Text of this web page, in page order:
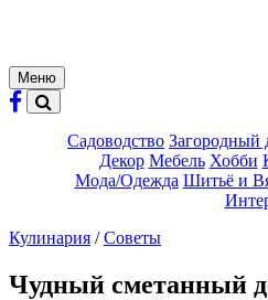
Меню
Садоводство Загородный
Декор Мебель Хобби
Мода/Одежда Шитьё и
Кулинария /Советы
Чудный сметанный